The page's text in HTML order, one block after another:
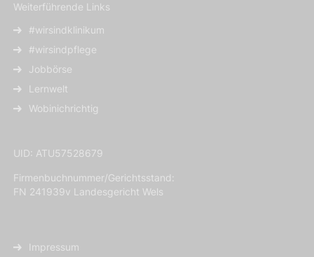
Weiterführende Links
#wirsindklinikum
#wirsindpflege
Jobbörse
Lernwelt
Wobinichrichtig
UID: ATU57528679
Firmenbuchnummer/Gerichtsstand:
FN 241939v Landesgericht Wels
Impressum